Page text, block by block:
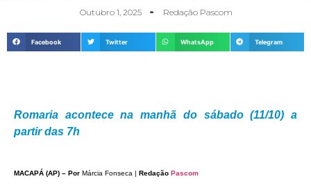
Outubro 1, 2025 Redação Pascom
Facebook Twitter WhatsApp Telegram
Romaria acontece na manhã do sábado (11/10) a
partir das 7h
MACAPÁ (AP) – Por Márcia Fonseca | Redação Pascom